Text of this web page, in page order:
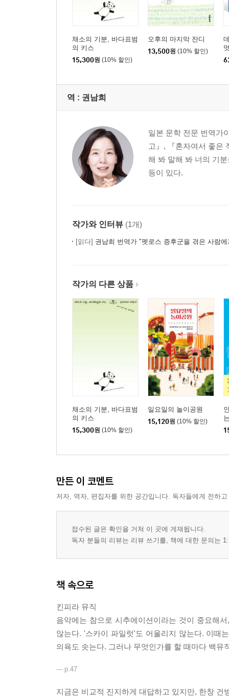
버드나무여, 나를 위해서 울어 주렴
길만 있으면
안녕을 말하는 것은
후기
채소의 기분, 바다표범
의 키스
15,300원 (10% 할인)
오후의 마지막 잔디
13,500원 (10% 할인)
역 : 권남희
일본 문학 전문 번역가
고』, 『혼자여서 좋은
해 봐 말해 봐 너의 기
등이 있다.
작가와 인터뷰 (1개)
[읽다] 권남희 번역가 "펫로스 증후군을 겪은 사람
작가의 다른 상품
채소의 기분, 바다표범
의 키스
15,300원 (10% 할인)
일요일의 놀이공원
15,120원 (10% 할인)
만든 이 코멘트
저자, 역자, 편집자를 위한 공간입니다. 독자들에게 전하
접수된 글은 확인을 거쳐 이 곳에 게재됩니다.
독자 분들의 리뷰는 리뷰 쓰기를, 책에 대한 문의는
책 속으로
킨피라 뮤직
음악에는 참으로 시추에이션이라는 것이 중요해
않는다. '스카이 파일럿'도 어울리지 않는다. 이때
의욕도 솟는다. 그러나 무엇인가를 할 때마다 백
--- p.47
지금은 비교적 진지하게 대답하고 있지만, 한창